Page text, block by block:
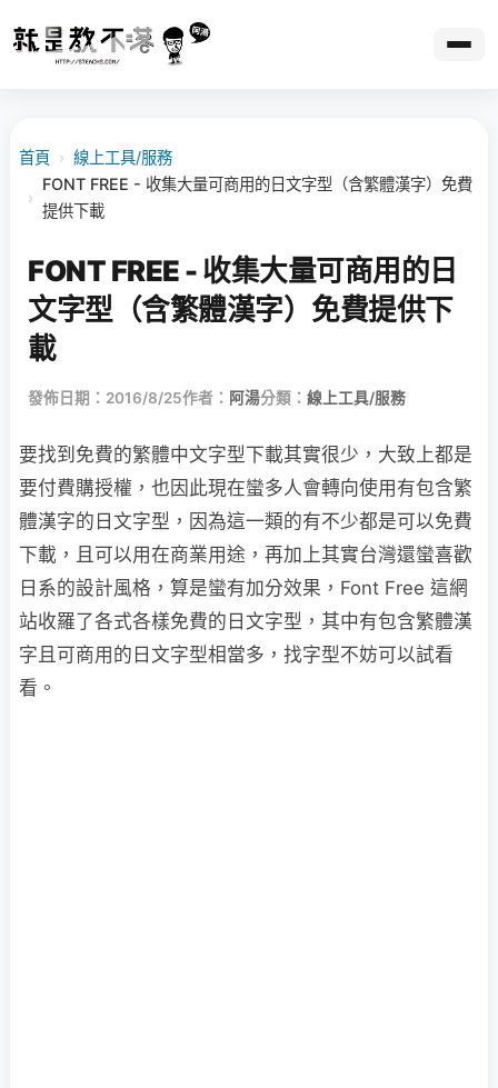
首頁 › 線上工具/服務
›
FONT FREE - 收集大量可商用的日文字型（含繁體漢字）免費
提供下載
FONT FREE - 收集大量可商用的日
文字型（含繁體漢字）免費提供下
載
發佈日期：2016/8/25作者： 阿湯分類： 線上工具/服務
要找到免費的繁體中文字型下載其實很少，大致上都是
要付費購授權，也因此現在蠻多人會轉向使用有包含繁
體漢字的日文字型，因為這一類的有不少都是可以免費
下載，且可以用在商業用途，再加上其實台灣還蠻喜歡
日系的設計風格，算是蠻有加分效果，Font Free 這網
站收羅了各式各樣免費的日文字型，其中有包含繁體漢
字且可商用的日文字型相當多，找字型不妨可以試看
看。